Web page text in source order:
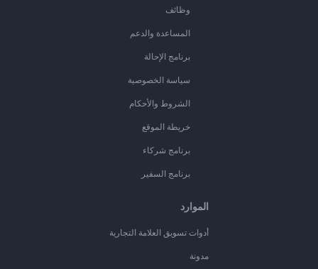
وظائف
المساعدة والدعم
برنامج الإحالة
سياسة الخصوصية
الشروط والأحكام
خريطة الموقع
برنامج شركاء
برنامج السفير
الموارد
أدوات تسويق العلامة التجارية
مدونة